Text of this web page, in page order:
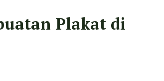
Plakat di